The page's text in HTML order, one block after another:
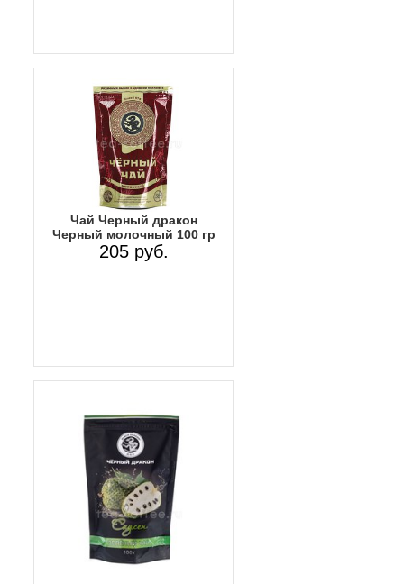
Чай Черный дракон
Черный молочный 100 гр
205 руб.